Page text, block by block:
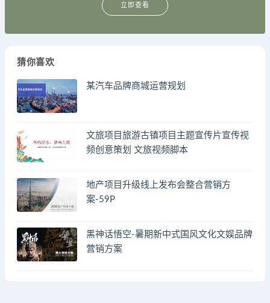
立即查看
猜你喜欢
某汽车品牌商城运营规划
文旅项目旅游古镇项目主题宣传片宣传视
频创意策划 文旅视频脚本
地产项目升级线上发布会整合营销方
案-59P
黑神话悟空-暑期新中式国风文化文娱品牌
营销方案